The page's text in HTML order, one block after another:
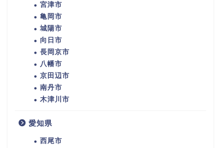
宮津市
亀岡市
城陽市
向日市
長岡京市
八幡市
京田辺市
南丹市
木津川市
愛知県
西尾市